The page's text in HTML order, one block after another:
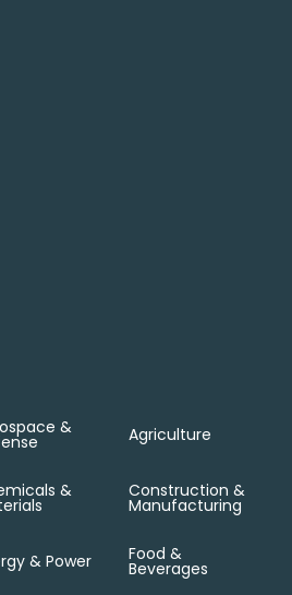
& Agriculture
& Construction &
Manufacturing
& Power Food &
Beverages